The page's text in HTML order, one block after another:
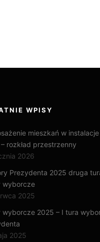
WPISY
mieszkań w instalacje
rozkład przestrzenny
2026
Prezydenta 2025 druga
wyborcze
2025
wyborcze 2025 – I tura
2025